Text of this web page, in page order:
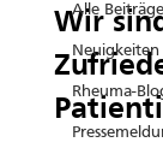
Alle Beiträge
Neuigkeiten
Rheuma-
Wir